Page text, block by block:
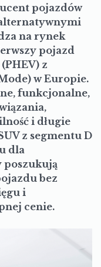
pojazdów
na rynek
pojazd
z
w Europie.
funkcjonalne,
i długie
z segmentu D
dla
poszukują
bez
i
cenie.